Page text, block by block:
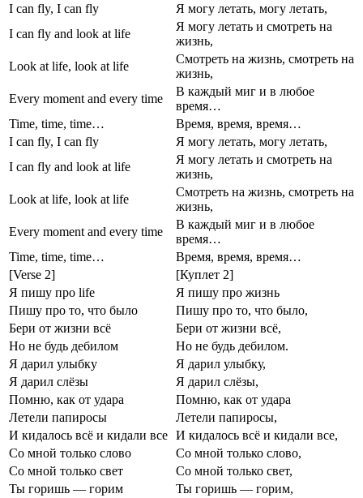
I can fly, I can fly
Я могу летать, могу летать,
I can fly and look at life
Я могу летать и смотреть на
жизнь,
Look at life, look at life
Смотреть на жизнь, смотреть на
жизнь,
Every moment and every time
В каждый миг и в любое
время…
Time, time, time…
Время, время, время…
I can fly, I can fly
Я могу летать, могу летать,
I can fly and look at life
Я могу летать и смотреть на
жизнь,
Look at life, look at life
Смотреть на жизнь, смотреть на
жизнь,
Every moment and every time
В каждый миг и в любое
время…
Time, time, time…
Время, время, время…
[Verse 2]
[Куплет 2]
Я пишу про life
Я пишу про жизнь
Пишу про то, что было
Пишу про то, что было,
Бери от жизни всё
Бери от жизни всё,
Но не будь дебилом
Но не будь дебилом.
Я дарил улыбку
Я дарил улыбку,
Я дарил слёзы
Я дарил слёзы,
Помню, как от удара
Помню, как от удара
Летели папиросы
Летели папиросы,
И кидалось всё и кидали все И кидалось всё и кидали все,
Со мной только слово
Со мной только слово,
Со мной только свет
Со мной только свет,
Ты горишь — горим
Ты горишь — горим,